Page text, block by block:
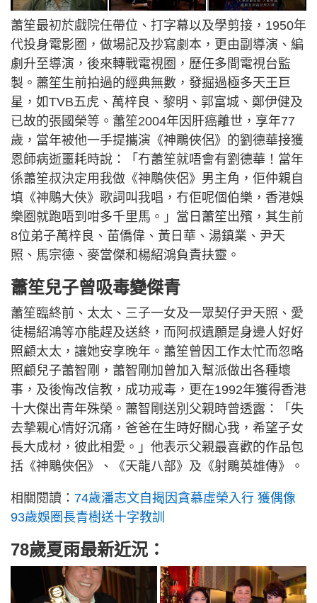
蕭笙最初於戲院任帶位、打字幕以及學剪接，1950年
代投身電影圈，做場記及抄寫劇本，更由副導演、編
劇升至導演，後來轉戰電視圈，歷任多間電視台監
製。蕭笙生前拍過的經典無數，發掘過極多天王巨
星，如TVB五虎、萬梓良、黎明、郭富城、鄭伊健及
已故的張國榮等。蕭笙2004年因肝癌離世，享年77
歲，當年被他一手提攜演《神鵰俠侶》的劉德華接獲
恩師病逝噩耗時說：「冇蕭笙就唔會有劉德華！當年
係蕭笙叔決定用我做《神鵰俠侶》男主角，佢仲親自
填《神鵰大俠》歌詞叫我唱，冇佢呢個伯樂，香港娛
樂圈就跑唔到咁多千里馬。」當日蕭笙出殯，其生前
8位弟子萬梓良、苗僑偉、黃日華、湯鎮業、尹天
照、馬宗德、麥當傑和楊紹鴻負責扶靈。
蕭笙兒子曾吸毒變傑青
蕭笙臨終前、太太、三子一女及一眾契仔尹天照、愛
徒楊紹鴻等亦能趕及送終，而阿叔遺願是身邊人好好
照顧太太，讓她安享晚年。蕭笙曾因工作太忙而忽略
照顧兒子蕭智剛，蕭智剛加曾加入幫派做出各種壞
事，及後悔改信教，成功戒毒，更在1992年獲得香港
十大傑出青年殊榮。蕭智剛送別父親時曾透露：「失
去摯親心情好沉痛，爸爸在生時好關心我，希望子女
長大成材，彼此相愛。」他表示父親最喜歡的作品包
括《神鵰俠侶》、《天龍八部》及《射鵰英雄傳》。
相關閱讀： 74歲潘志文自揭因貪慕虛榮入行 獲偶像
93歲娛圈長青樹送十字教訓
78歲夏雨最新近況：